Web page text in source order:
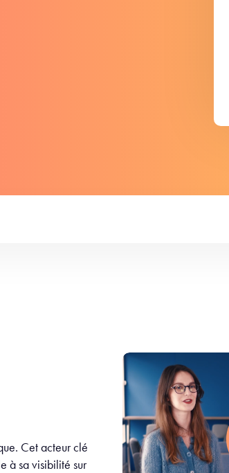
Cet acteur clé
à sa visibilité sur